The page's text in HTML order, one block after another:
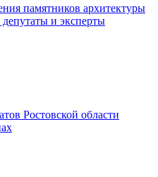
памятников архитектуры
депутаты и эксперты
Ростовской области